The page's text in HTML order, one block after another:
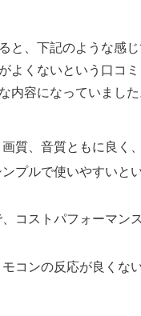
と、下記のような感じ
よくないという口コミ
内容になっていました
画質、音質ともに良く
ンプルで使いやすいと
、コストパフォーマン
モコンの反応が良くな